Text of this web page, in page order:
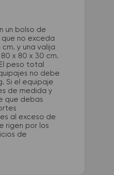
un bolso de
no exceda
y una valija
x 80 x 30 cm.
peso total
no debe
Si el equipaje
de medida y
que debas
al exceso de
rigen por los
de